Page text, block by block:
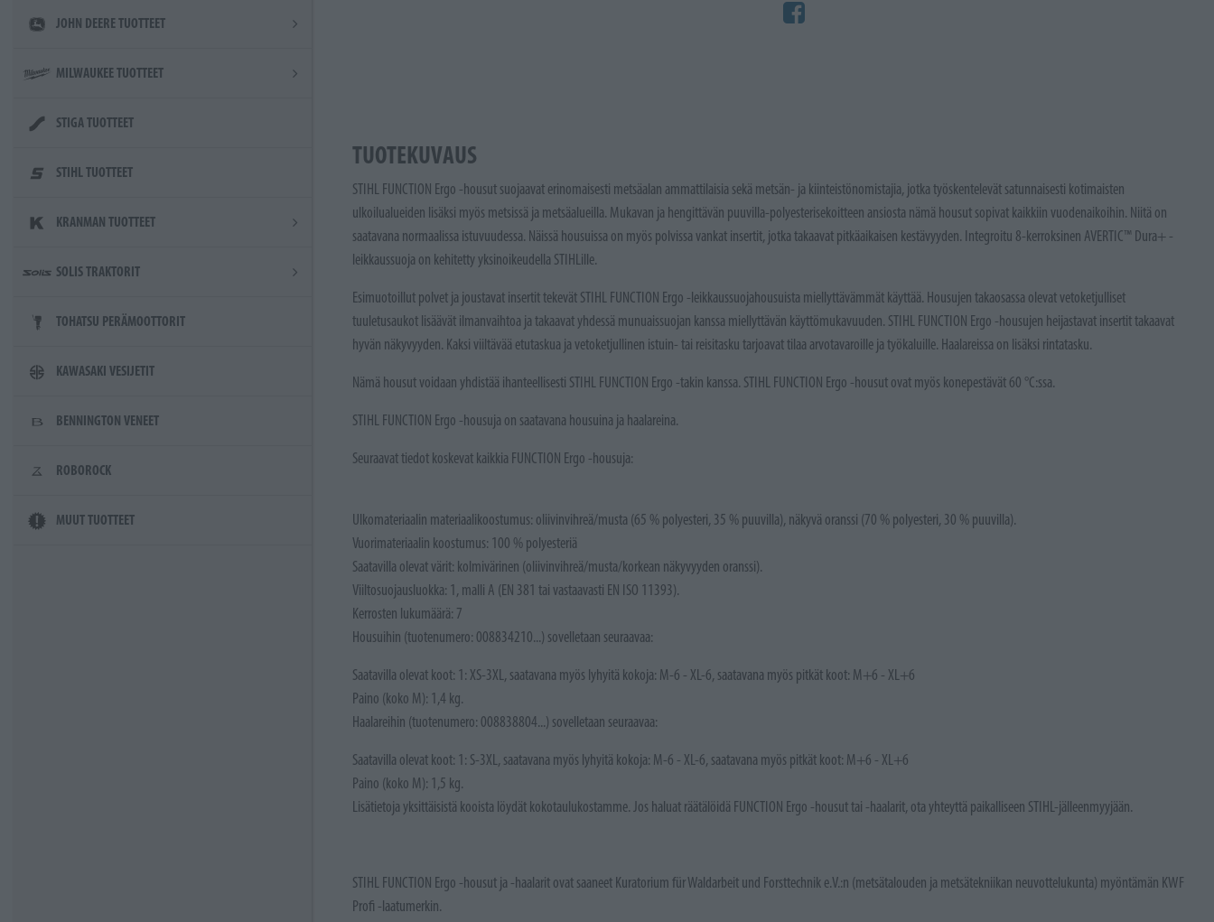
JOHN DEERE TUOTTEET
MILWAUKEE TUOTTEET
STIGA TUOTTEET
STIHL TUOTTEET
KRANMAN TUOTTEET
SOLIS TRAKTORIT
TOHATSU PERÄMOOTTORIT
KAWASAKI VESIJETIT
BENNINGTON VENEET
ROBOROCK
MUUT TUOTTEET
TUOTEKUVAUS
STIHL FUNCTION Ergo -housut suojaavat erinomaisesti metsäalan ammattilaisia sekä metsän- ja kiinteistönomistajia, jotka työskentelevät satunnaisesti kotimaisten
ulkoilualueiden lisäksi myös metsissä ja metsäalueilla. Mukavan ja hengittävän puuvilla-polyesterisekoitteen ansiosta nämä housut sopivat kaikkiin vuodenaikoihin. Niitä on
saatavana normaalissa istuvuudessa. Näissä housuissa on myös polvissa vankat insertit, jotka takaavat pitkäaikaisen kestävyyden. Integroitu 8-kerroksinen AVERTIC™ Dura+ -
leikkaussuoja on kehitetty yksinoikeudella STIHLille.
Esimuotoillut polvet ja joustavat insertit tekevät STIHL FUNCTION Ergo -leikkaussuojahousuista miellyttävämmät käyttää. Housujen takaosassa olevat vetoketjulliset
tuuletusaukot lisäävät ilmanvaihtoa ja takaavat yhdessä munuaissuojan kanssa miellyttävän käyttömukavuuden. STIHL FUNCTION Ergo -housujen heijastavat insertit takaavat
hyvän näkyvyyden. Kaksi viiltävää etutaskua ja vetoketjullinen istuin- tai reisitasku tarjoavat tilaa arvotavaroille ja työkaluille. Haalareissa on lisäksi rintatasku.
Nämä housut voidaan yhdistää ihanteellisesti STIHL FUNCTION Ergo -takin kanssa. STIHL FUNCTION Ergo -housut ovat myös konepestävät 60 °C:ssa.
STIHL FUNCTION Ergo -housuja on saatavana housuina ja haalareina.
Seuraavat tiedot koskevat kaikkia FUNCTION Ergo -housuja:
Ulkomateriaalin materiaalikoostumus: oliivinvihreä/musta (65 % polyesteri, 35 % puuvilla), näkyvä oranssi (70 % polyesteri, 30 % puuvilla).
Vuorimateriaalin koostumus: 100 % polyesteriä
Saatavilla olevat värit: kolmivärinen (oliivinvihreä/musta/korkean näkyvyyden oranssi).
Viiltosuojausluokka: 1, malli A (EN 381 tai vastaavasti EN ISO 11393).
Kerrosten lukumäärä: 7
Housuihin (tuotenumero: 008834210...) sovelletaan seuraavaa:
Saatavilla olevat koot: 1: XS-3XL, saatavana myös lyhyitä kokoja: M-6 - XL-6, saatavana myös pitkät koot: M+6 - XL+6
Paino (koko M): 1,4 kg.
Haalareihin (tuotenumero: 008838804...) sovelletaan seuraavaa:
Saatavilla olevat koot: 1: S-3XL, saatavana myös lyhyitä kokoja: M-6 - XL-6, saatavana myös pitkät koot: M+6 - XL+6
Paino (koko M): 1,5 kg.
Lisätietoja yksittäisistä kooista löydät kokotaulukostamme. Jos haluat räätälöidä FUNCTION Ergo -housut tai -haalarit, ota yhteyttä paikalliseen STIHL-jälleenmyyjään.
STIHL FUNCTION Ergo -housut ja -haalarit ovat saaneet Kuratorium für Waldarbeit und Forsttechnik e.V.:n (metsätalouden ja metsätekniikan neuvottelukunta) myöntämän KWF
Profi -laatumerkin.